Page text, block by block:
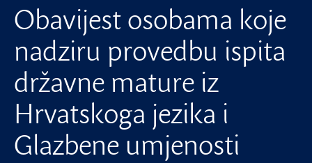
Obavijest osobama koje
nadziru provedbu ispita
državne mature iz
Hrvatskoga jezika i
Glazbene umjenosti